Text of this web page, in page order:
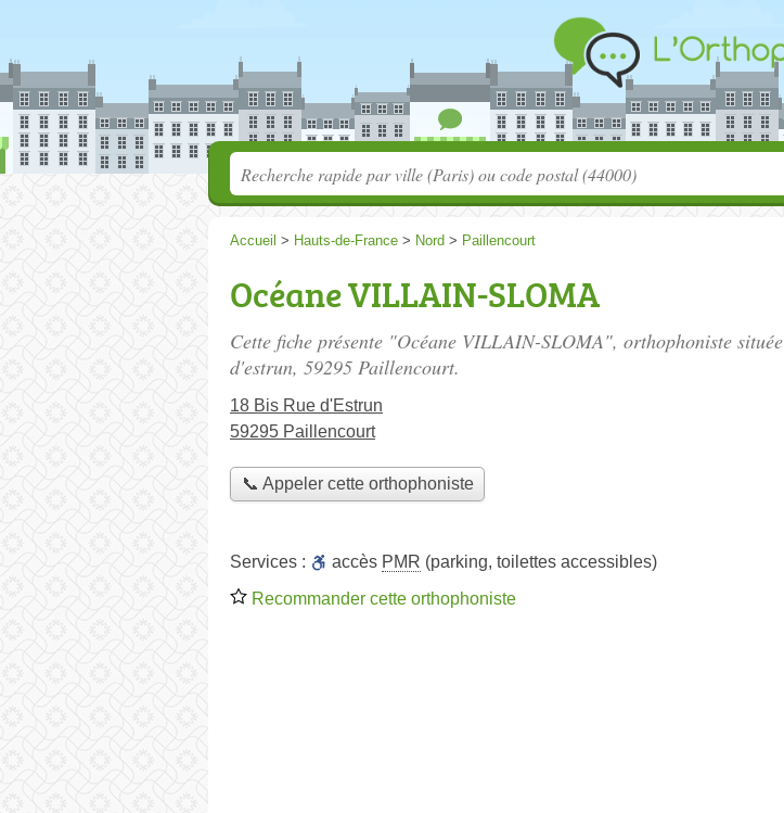
Accueil > Hauts-de-France > Nord > Paillencourt
Océane VILLAIN-SLOMA
Cette fiche présente "Océane VILLAIN-SLOMA", orthophoniste située
d'estrun, 59295 Paillencourt.
18 Bis Rue d'Estrun
59295 Paillencourt
📞 Appeler cette orthophoniste
Services : accès PMR (parking, toilettes accessibles)
Recommander cette orthophoniste